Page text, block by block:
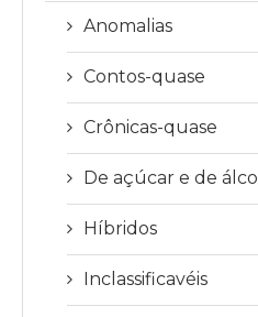
Anomalias
Contos-quase
Crônicas-quase
De açúcar e de
Híbridos
Inclassificavéis